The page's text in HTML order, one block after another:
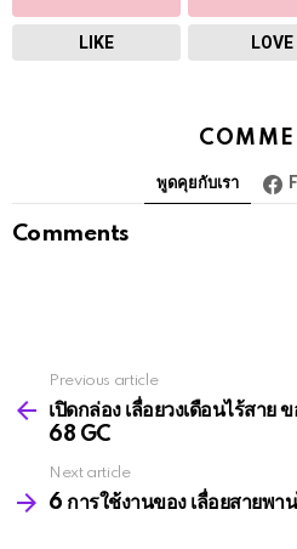
LIKE LOVE
พูดคุยกับเรา
Comments
more
Previous article
เปิดกล่อง เลื่อยวงเดือนไร้สาย
68 GC
Next article
6 การใช้งานของ เลื่อยสายพา